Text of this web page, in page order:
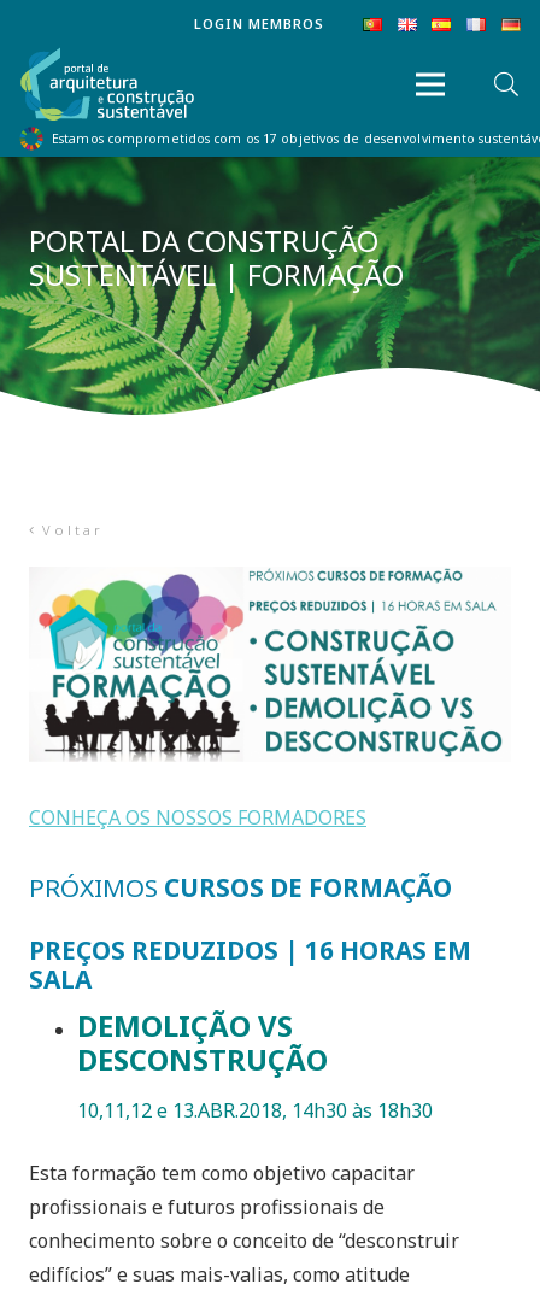
LOGIN MEMBROS
Estamos comprometidos com os 17 objetivos de desenvolvimento
PORTAL DA CONSTRUÇÃO
SUSTENTÁVEL | FORMAÇÃO
Voltar
CONHEÇA OS NOSSOS FORMADORES
PRÓXIMOS CURSOS DE FORMAÇÃO
PREÇOS REDUZIDOS | 16 HORAS EM
SALA
DEMOLIÇÃO VS
DESCONSTRUÇÃO
10,11,12 e 13.ABR.2018, 14h30 às 18h30
Esta formação tem como objetivo capacitar
profissionais e futuros profissionais de
conhecimento sobre o conceito de “desconstruir
edifícios” e suas mais-valias, como atitude